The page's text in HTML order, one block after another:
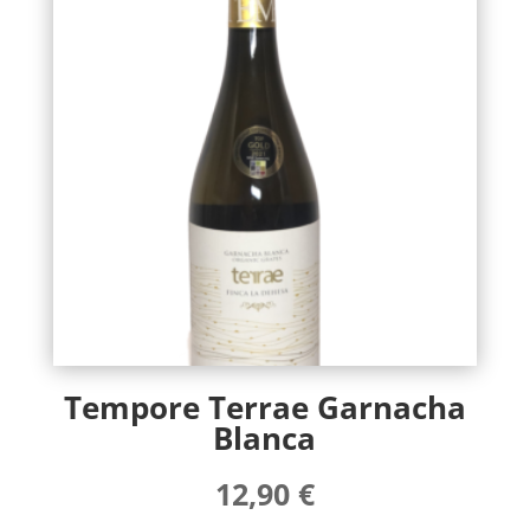
Tempore Terrae Garnacha
Blanca
12,90 €